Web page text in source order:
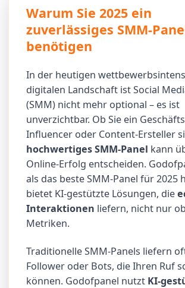
Warum Sie 2025 ein
zuverlässiges SMM-
benötigen
In der heutigen
digitalen Landschaft ist Social
(SMM) nicht mehr optional – es ist
unverzichtbar. Ob Sie ein
Influencer oder Content-Ersteller
hochwertiges SMM-Panel kann
Online-Erfolg entscheiden.
als das beste SMM-Panel für 2025
bietet KI-gestützte Lösungen, die
Interaktionen liefern, nicht nur
Metriken.
Traditionelle SMM-Panels liefern
Follower oder Bots, die Ihren Ruf
können. Godofpanel nutzt KI-